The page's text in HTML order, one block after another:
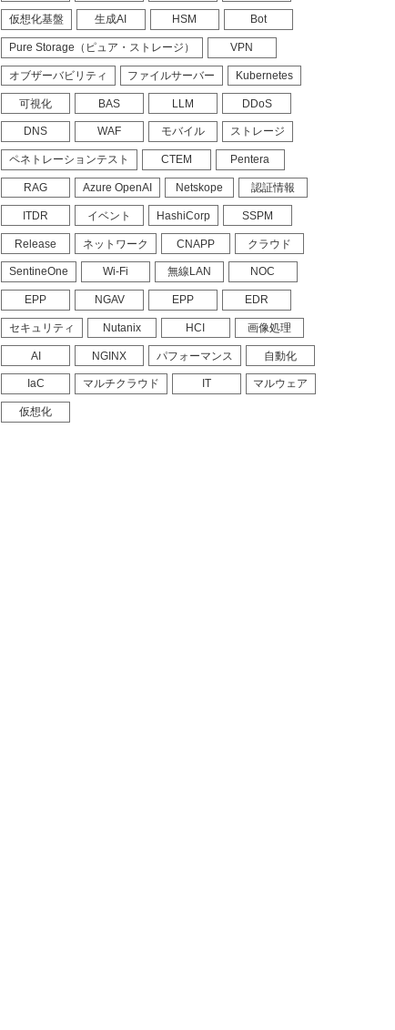
仮想化基盤 生成AI HSM Bot
Pure Storage（ピュア・ストレージ） VPN
オブザーバビリティ ファイルサーバー Kubernetes
可視化 BAS LLM DDoS
DNS WAF モバイル ストレージ
ペネトレーションテスト CTEM Pentera
RAG Azure OpenAI Netskope 認証情報
ITDR イベント HashiCorp SSPM
Release ネットワーク CNAPP クラウド
SentineOne Wi-Fi 無線LAN NOC
EPP NGAV EPP EDR
セキュリティ Nutanix HCI 画像処理
AI NGINX パフォーマンス 自動化
IaC マルチクラウド IT マルウェア
仮想化